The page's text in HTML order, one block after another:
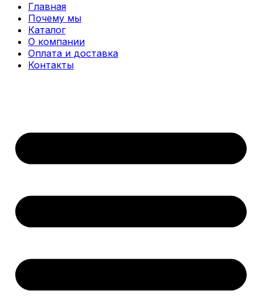
Главная
Почему мы
Каталог
О компании
Оплата и доставка
Контакты